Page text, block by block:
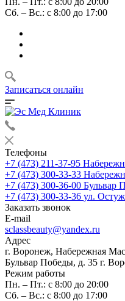
Сб. – Вс.: с 8:00 до 17:00
Записаться онлайн
Телефоны
+7 (473) 211-37-95
+7 (473) 300-33-33
+7 (473) 300-36-00 Бульвар
+7 (473) 300-33-36 ул.
Заказать звонок
E-mail
sclassbeauty@yandex.ru
Адрес
г. Воронеж, Набережная
Бульвар Победы, д. 35 г.
Режим работы
Пн. – Пт.: с 8:00 до 20:00
Сб. – Вс.: с 8:00 до 17:00